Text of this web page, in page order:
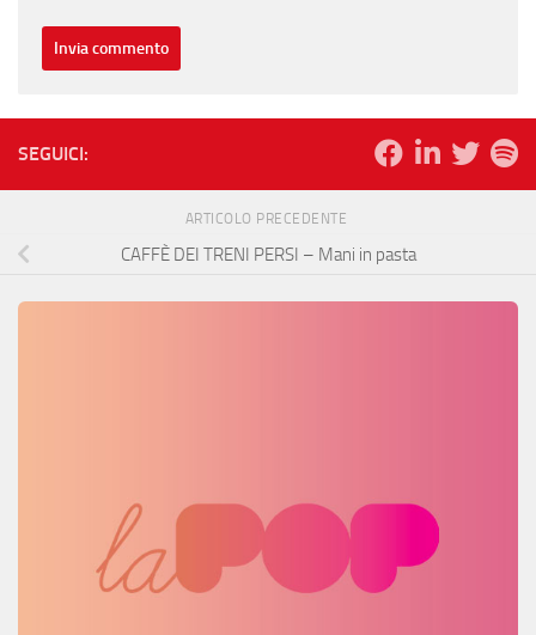
SEGUICI:
ARTICOLO PRECEDENTE
CAFFÈ DEI TRENI PERSI – Mani in pasta